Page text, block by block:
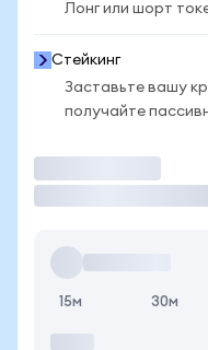
Лонг или шорт
Стейкинг
Заставьте вашу
получайте
15м 30м